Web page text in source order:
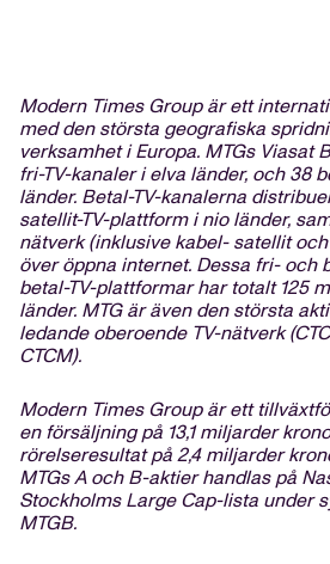
Modern Times Group är ett
med den största geografiska
verksamhet i Europa. MTGs Viasat
fri-TV-kanaler i elva länder, och 38
länder. Betal-TV-kanalerna
satellit-TV-plattform i nio länder,
nätverk (inklusive kabel- satellit
över öppna internet. Dessa fri- och
betal-TV-plattformar har totalt 125
länder. MTG är även den största
ledande oberoende TV-nätverk
CTCM).
Modern Times Group är ett
en försäljning på 13,1 miljarder
rörelseresultat på 2,4 miljarder
MTGs A och B-aktier handlas på
Stockholms Large Cap-lista under
MTGB.